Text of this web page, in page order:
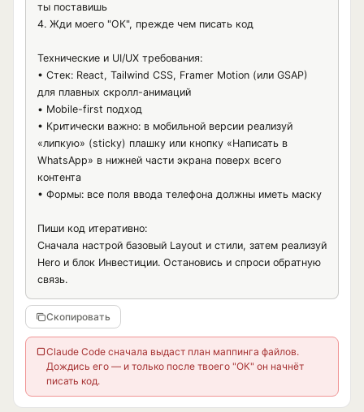
ты поставишь
4. Жди моего "ОК", прежде чем писать код
Технические и UI/UX требования:
• Стек: React, Tailwind CSS, Framer Motion (или GSAP)
для плавных скролл-анимаций
• Mobile-first подход
• Критически важно: в мобильной версии реализуй
«липкую» (sticky) плашку или кнопку «Написать в
WhatsApp» в нижней части экрана поверх всего
контента
• Формы: все поля ввода телефона должны иметь маску
Пиши код итеративно:
Сначала настрой базовый Layout и стили, затем реализуй
Hero и блок Инвестиции. Остановись и спроси обратную
связь.
Скопировать
Claude Code сначала выдаст план маппинга файлов.
Дождись его — и только после твоего "ОК" он начнёт
писать код.